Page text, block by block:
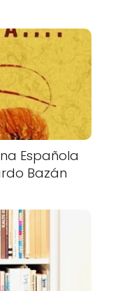
Española
Bazán